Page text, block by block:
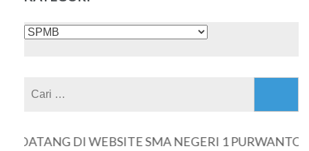
KATEGORI
DI WEBSITE SMA NEGERI 1 PURWANTORO